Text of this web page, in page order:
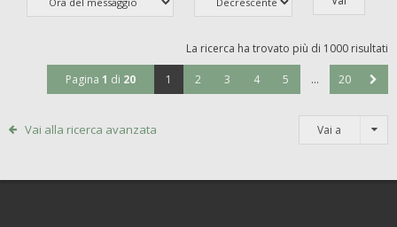
La ricerca ha trovato più di 1000 risultati
Pagina 1 di 20 1 2 3 4 5 … 20
Vai alla ricerca avanzata Vai a